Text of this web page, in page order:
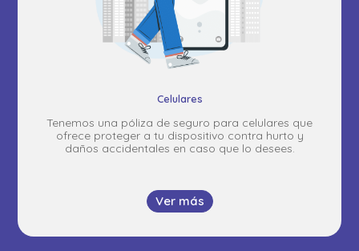
Celulares
Tenemos una póliza de seguro para celulares que
ofrece proteger a tu dispositivo contra hurto y
daños accidentales en caso que lo desees.
Ver más